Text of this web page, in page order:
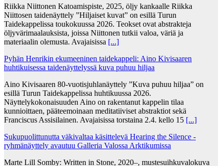
Riikka Niittonen Katoamispiste, 2025, öljy kankaalle Riikka
Niittosen taidenäyttely ”Hiljaiset kuvat” on esillä Turun
Taidekappelissa toukokuussa 2026. Teokset ovat abstrakteja
öljyvärimaalauksista, joissa Niittonen tutkii valoa, väriä ja
materiaalin olemusta. Avajaisissa [...]
Pyhän Henrikin ekumeeninen taidekappeli: Aino Kivisaaren
huhtikuisessa taidenäyttelyssä kuva puhuu hiljaa
Aino Kivisaaren 80-vuotisjuhlanäyttely ”Kuva puhuu hiljaa” on
esillä Turun Taidekappelissa huhtikuussa 2026.
Näyttelykokonaisuuden Aino on rakentanut kappelin tilaa
kunnioittaen, pääteemoinaan meditatiiviset abstraktiot sekä
Franciscus Assisilainen. Avajaisissa torstaina 2.4. kello 15 [...]
Sukupuolittunutta väkivaltaa käsittelevä Hearing the Silence -
ryhmänäyttely avautuu Galleria Valossa Arktikumissa
Marte Lill Somby: Written in Stone, 2020–, mustesuihkuvalokuva